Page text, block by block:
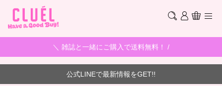
＼ 雑誌と一緒にご購入で送料無料！ /
公式LINEで最新情報をGET!!